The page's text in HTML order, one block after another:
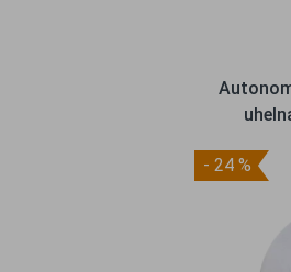
- 24 %